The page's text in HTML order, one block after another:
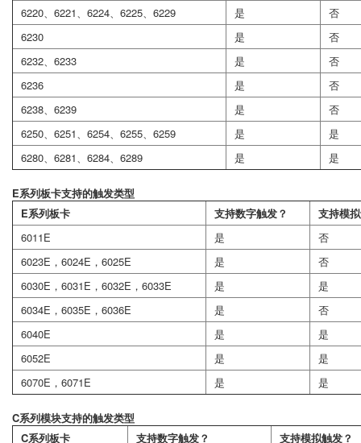
6220、6221、6224、6225、6229
是
否
6230
是
否
6232、6233
是
否
6236
是
否
6238、6239
是
否
6250、6251、6254、6255、6259
是
是
6280、6281、6284、6289
是 是
E系列板卡支持的触发类型
E系列板卡
支持数字触发？
支持模
6011E
是
否
6023E，6024E，6025E
是
否
6030E，6031E，6032E，6033E
是
是
6034E，6035E，6036E
是
否
6040E
是
是
6052E
是
是
6070E，6071E
是 是
C系列模块支持的触发类型
C系列板卡
支持数字触发？
支持模拟触发？